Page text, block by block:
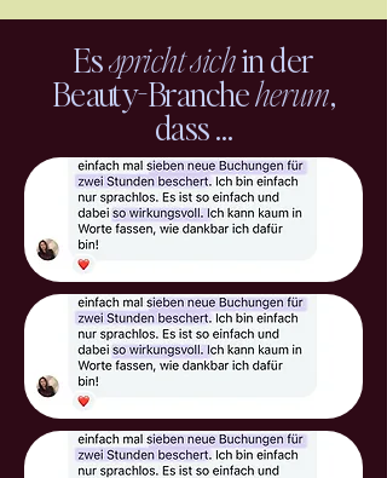
Esspricht sichin der
Beauty-Brancheherum,
dass …